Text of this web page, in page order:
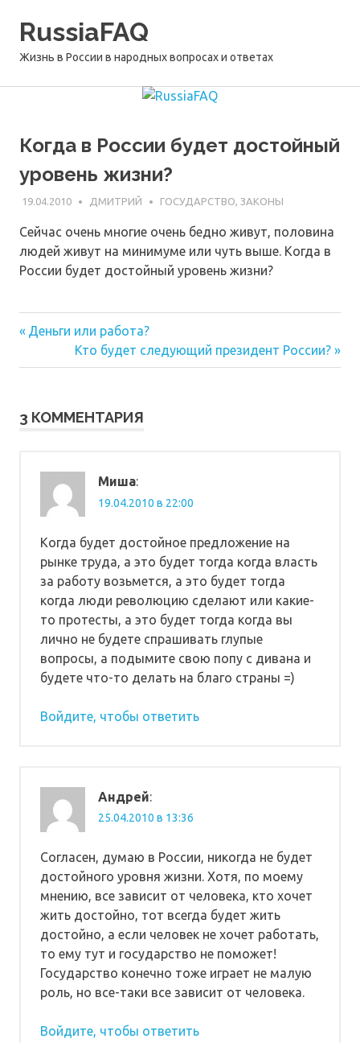
RussiaFAQ
Жизнь в России в народных вопросах и ответах
Когда в России будет достойный
уровень жизни?
19.04.2010 ДМИТРИЙ ГОСУДАРСТВО, ЗАКОНЫ
Сейчас очень многие очень бедно живут, половина
людей живут на минимуме или чуть выше. Когда в
России будет достойный уровень жизни?
Навигация
по
Предыдущая
Деньги или работа?
Следующая
запись:
Кто будет следующий президент России?
3 КОММЕНТАРИЯ
Миша:
19.04.2010 в 22:00
Когда будет достойное предложение на
рынке труда, а это будет тогда когда власть
за работу возьмется, а это будет тогда
когда люди революцию сделают или какие-
то протесты, а это будет тогда когда вы
лично не будете спрашивать глупые
вопросы, а подымите свою попу с дивана и
будете что-то делать на благо страны =)
Войдите, чтобы ответить
Андрей:
25.04.2010 в 13:36
Согласен, думаю в России, никогда не будет
достойного уровня жизни. Хотя, по моему
мнению, все зависит от человека, кто хочет
жить достойно, тот всегда будет жить
достойно, а если человек не хочет работать,
то ему тут и государство не поможет!
Государство конечно тоже играет не малую
роль, но все-таки все зависит от человека.
Войдите, чтобы ответить